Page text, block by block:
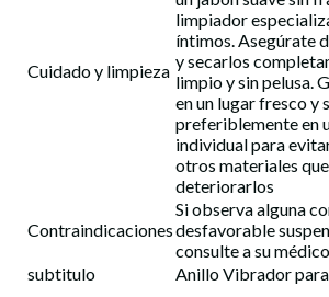
Cuidado y limpieza
limpiador
íntimos. Asegúrate
y secarlos
limpio y sin pelusa.
en un lugar fresco y
preferiblemente en
individual para
otros materiales
deteriorarlos
Contraindicaciones
Si observa alguna
desfavorable
consulte a su
subtitulo
Anillo Vibrador para